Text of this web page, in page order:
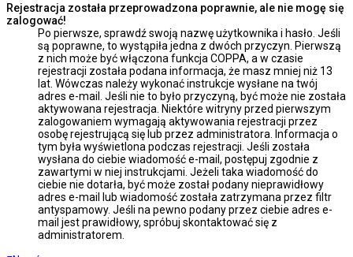
Rejestracja została przeprowadzona poprawnie, ale nie mogę się
zalogować!
Po pierwsze, sprawdź swoją nazwę użytkownika i hasło. Jeśli
są poprawne, to wystąpiła jedna z dwóch przyczyn. Pierwszą
z nich może być włączona funkcja COPPA, a w czasie
rejestracji została podana informacja, że masz mniej niż 13
lat. Wówczas należy wykonać instrukcje wysłane na twój
adres e-mail. Jeśli nie to było przyczyną, być może nie została
aktywowana rejestracja. Niektóre witryny przed pierwszym
zalogowaniem wymagają aktywowania rejestracji przez
osobę rejestrującą się lub przez administratora. Informacja o
tym była wyświetlona podczas rejestracji. Jeśli została
wysłana do ciebie wiadomość e-mail, postępuj zgodnie z
zawartymi w niej instrukcjami. Jeżeli taka wiadomość do
ciebie nie dotarła, być może został podany nieprawidłowy
adres e-mail lub wiadomość została zatrzymana przez filtr
antyspamowy. Jeśli na pewno podany przez ciebie adres e-
mail jest prawidłowy, spróbuj skontaktować się z
administratorem.